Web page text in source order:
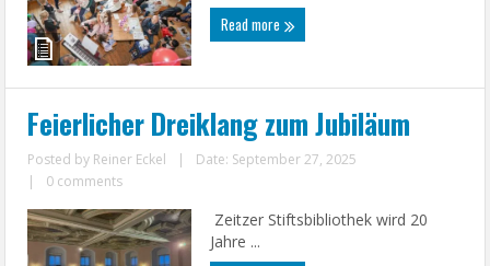
Read more
Feierlicher Dreiklang zum Jubiläum
Posted by Reiner Eckel |
Date: September 27, 2025
|
0 comments
Zeitzer Stiftsbibliothek wird 20
Jahre ...